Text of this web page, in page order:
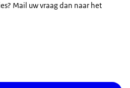
Mail uw vraag dan naar het